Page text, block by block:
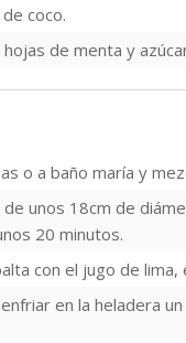
coco.
de menta y
o a baño maría y
unos 18cm de
20 minutos.
con el jugo de
en la heladera